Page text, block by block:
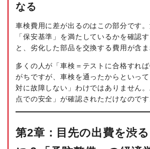
なる
車検費用に差が出るのはこの部分です
「保安基準」を満たしているかを確認
と、劣化した部品を交換する費用が含ま
多くの人が「車検＝テストに合格すれ
がちですが、車検を通ったからといっ
対に故障しない」わけではありません
点での安全」が確認されただけなのです
第2章：目先の出費を渋